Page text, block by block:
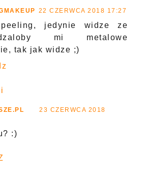
22 CZERWCA 2018 17:27
jedynie widze ze
mi metalowe
tak jak widze ;)
23 CZERWCA 2018
:)